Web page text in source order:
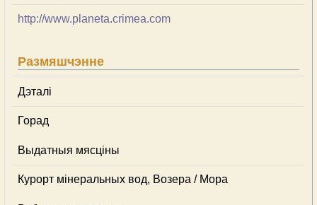
http://www.planeta.crimea.com
Размяшчэнне
Дэталі
Горад
Выдатныя мясціны
Курорт мінеральных вод, Возера / Мора